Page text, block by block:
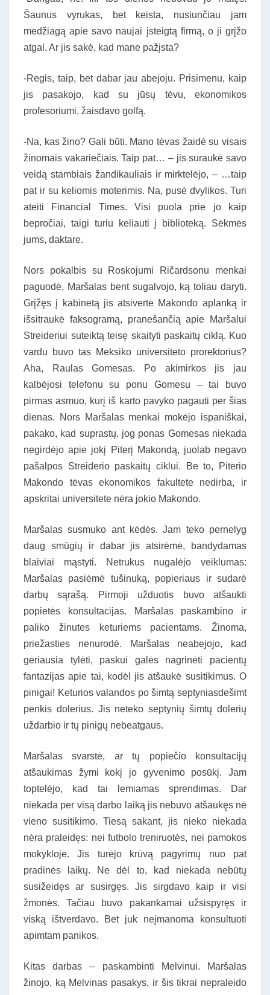
Šaunus vyrukas, bet keista, nusiunčiau jam
medžiagą apie savo naujai įsteigtą firmą, o ji grįžo
atgal. Ar jis sakė, kad mane pažįsta?
-Regis, taip, bet dabar jau abejoju. Prisimenu, kaip
jis pasakojo, kad su jūsų tėvu, ekonomikos
profesoriumi, žaisdavo golfą.
-Na, kas žino? Gali būti. Mano tėvas žaidė su visais
žinomais vakariečiais. Taip pat… – jis suraukė savo
veidą stambiais žandikauliais ir mirktelėjo, – …taip
pat ir su keliomis moterimis. Na, pusė dvylikos. Turi
ateiti Financial Times. Visi puola prie jo kaip
bepročiai, taigi turiu keliauti į biblioteką. Sėkmės
jums, daktare.
Nors pokalbis su Roskojumi Ričardsonu menkai
paguodė, Maršalas bent sugalvojo, ką toliau daryti.
Grįžęs į kabinetą jis atsivertė Makondo aplanką ir
išsitraukė faksogramą, pranešančią apie Maršalui
Streideriui suteiktą teisę skaityti paskaitų ciklą. Kuo
vardu buvo tas Meksiko universiteto prorektorius?
Aha, Raulas Gomesas. Po akimirkos jis jau
kalbėjosi telefonu su ponu Gomesu – tai buvo
pirmas asmuo, kurį iš karto pavyko pagauti per šias
dienas. Nors Maršalas menkai mokėjo ispaniškai,
pakako, kad suprastų, jog ponas Gomesas niekada
negirdėjo apie jokį Piterį Makondą, juolab negavo
pašalpos Streiderio paskaitų ciklui. Be to, Piterio
Makondo tėvas ekonomikos fakultete nedirba, ir
apskritai universitete nėra jokio Makondo.
Maršalas susmuko ant kėdės. Jam teko pernelyg
daug smūgių ir dabar jis atsirėmė, bandydamas
blaiviai mąstyti. Netrukus nugalėjo veiklumas:
Maršalas pasiėmė tušinuką, popieriaus ir sudarė
darbų sąrašą. Pirmoji užduotis buvo atšaukti
popietės konsultacijas. Maršalas paskambino ir
paliko žinutes keturiems pacientams. Žinoma,
priežasties nenurodė. Maršalas neabejojo, kad
geriausia tylėti, paskui galės nagrinėti pacientų
fantazijas apie tai, kodėl jis atšaukė susitikimus. O
pinigai! Keturios valandos po šimtą septyniasdešimt
penkis dolerius. Jis neteko septynių šimtų dolerių
uždarbio ir tų pinigų nebeatgaus.
Maršalas svarstė, ar tų popiečio konsultacijų
atšaukimas žymi kokį jo gyvenimo posūkį. Jam
toptelėjo, kad tai lemiamas sprendimas. Dar
niekada per visą darbo laiką jis nebuvo atšaukęs nė
vieno susitikimo. Tiesą sakant, jis nieko niekada
nėra praleidęs: nei futbolo treniruotės, nei pamokos
mokykloje. Jis turėjo krūvą pagyrimų nuo pat
pradinės laikų. Ne dėl to, kad niekada nebūtų
susižeidęs ar susirgęs. Jis sirgdavo kaip ir visi
žmonės. Tačiau buvo pakankamai užsispyręs ir
viską ištverdavo. Bet juk neįmanoma konsultuoti
apimtam panikos.
Kitas darbas – paskambinti Melvinui. Maršalas
žinojo, ką Melvinas pasakys, ir šis tikrai nepraleido